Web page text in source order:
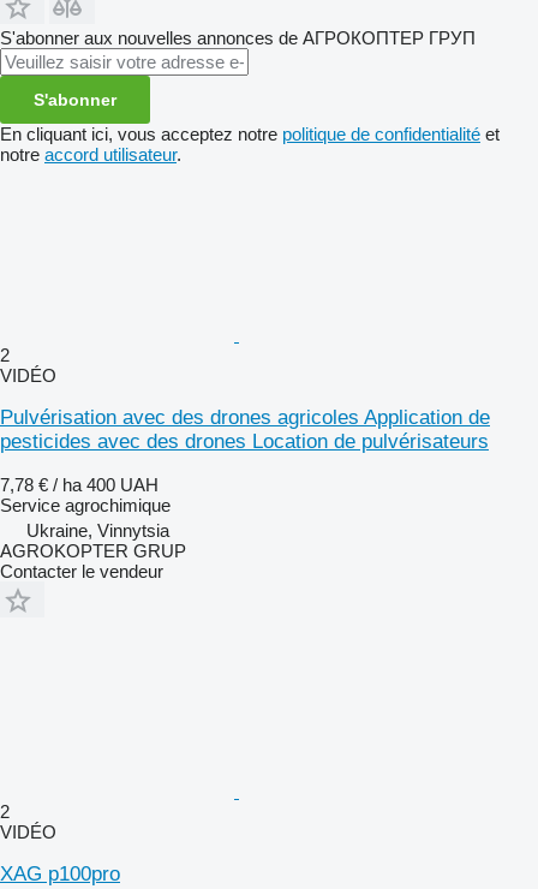
S'abonner aux nouvelles annonces de АГРОКОПТЕР ГРУП
S'abonner
En cliquant ici, vous acceptez notre politique de confidentialité et
notre accord utilisateur.
2
VIDÉO
Pulvérisation avec des drones agricoles Application de
pesticides avec des drones Location de pulvérisateurs
7,78 € / ha 400 UAH
Service agrochimique
Ukraine, Vinnytsia
AGROKOPTER GRUP
Contacter le vendeur
2
VIDÉO
XAG p100pro